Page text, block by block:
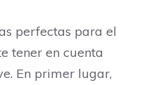
perfectas para el
tener en cuenta
En primer lugar,